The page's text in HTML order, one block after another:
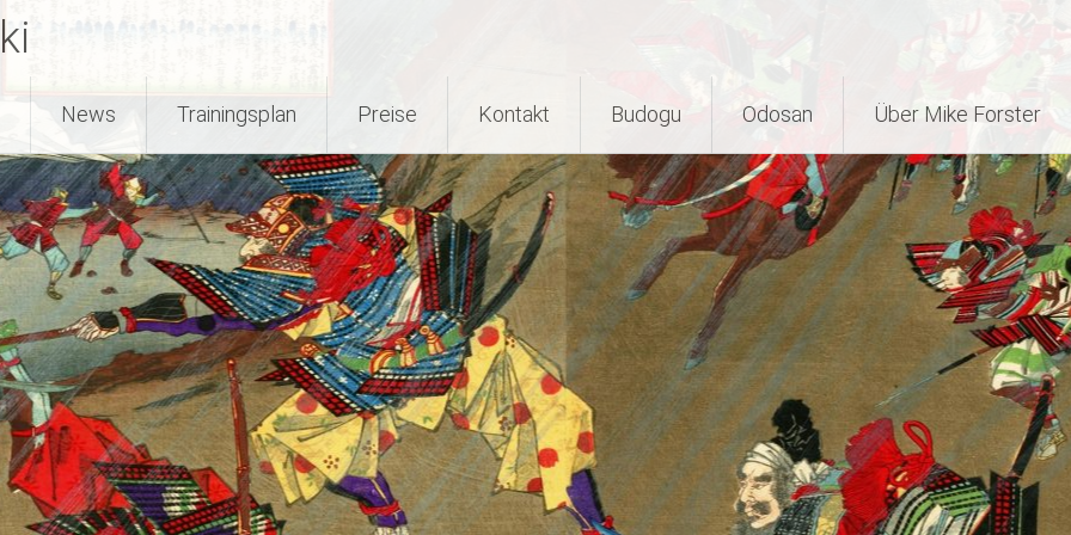
News Trainingsplan Preise Kontakt Budogu Odosan Über Mike Forster